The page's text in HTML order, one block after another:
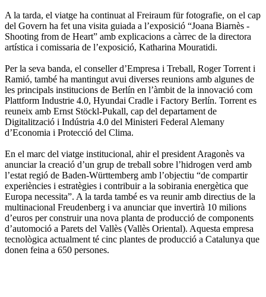
A la tarda, el viatge ha continuat al Freiraum für fotografie, on el cap
del Govern ha fet una visita guiada a l’exposició “Joana Biarnès -
Shooting from de Heart” amb explicacions a càrrec de la directora
artística i comissaria de l’exposició, Katharina Mouratidi.
Per la seva banda, el conseller d’Empresa i Treball, Roger Torrent i
Ramió, també ha mantingut avui diverses reunions amb algunes de
les principals institucions de Berlín en l’àmbit de la innovació com
Plattform Industrie 4.0, Hyundai Cradle i Factory Berlín. Torrent es
reuneix amb Ernst Stöckl-Pukall, cap del departament de
Digitalització i Indústria 4.0 del Ministeri Federal Alemany
d’Economia i Protecció del Clima.
En el marc del viatge institucional, ahir el president Aragonès va
anunciar la creació d’un grup de treball sobre l’hidrogen verd amb
l’estat regió de Baden-Württemberg amb l’objectiu “de compartir
experiències i estratègies i contribuir a la sobirania energètica que
Europa necessita”. A la tarda també es va reunir amb directius de la
multinacional Freudenberg i va anunciar que invertirà 10 milions
d’euros per construir una nova planta de producció de components
d’automoció a Parets del Vallès (Vallès Oriental). Aquesta empresa
tecnològica actualment té cinc plantes de producció a Catalunya que
donen feina a 650 persones.